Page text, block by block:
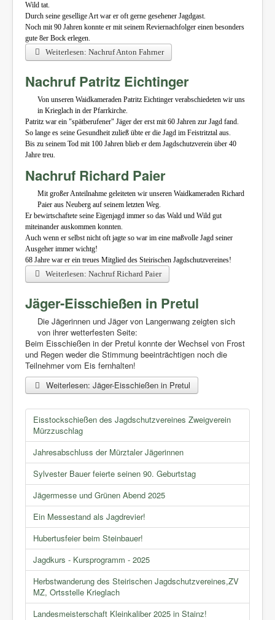
Wild tat.
Durch seine gesellige Art war er oft gerne gesehener Jagdgast.
Noch mit 90 Jahren konnte er mit seinem Reviernachfolger einen besonders
gute 8er Bock erlegen.
Weiterlesen: Nachruf Anton Fahrner
Nachruf Patritz Eichtinger
Von unseren Waidkameraden Patritz Eichtinger verabschiedeten wir uns
in Krieglach in der Pfarrkirche.
Patritz war ein "spätberufener" Jäger der erst mit 60 Jahren zur Jagd fand.
So lange es seine Gesundheit zuließ übte er die Jagd im Feistritztal aus.
Bis zu seinem Tod mit 100 Jahren blieb er dem Jagdschutzverein über 40
Jahre treu.
Nachruf Richard Paier
Mit großer Anteilnahme geleiteten wir unseren Waidkameraden Richard
Paier aus Neuberg auf seinem letzten Weg.
Er bewirtschaftete seine Eigenjagd immer so das Wald und Wild gut
miteinander auskommen konnten.
Auch wenn er selbst nicht oft jagte so war im eine maßvolle Jagd seiner
Ausgeher immer wichtg!
68 Jahre war er ein treues Mitglied des Steirischen Jagdschutzvereines!
Weiterlesen: Nachruf Richard Paier
Jäger-Eisschießen in Pretul
Die Jägerinnen und Jäger von Langenwang zeigten sich
von ihrer wetterfesten Seite:
Beim Eisschießen in der Pretul konnte der Wechsel von Frost
und Regen weder die Stimmung beeinträchtigen noch die
Teilnehmer vom Eis fernhalten!
Weiterlesen: Jäger-Eisschießen in Pretul
Eisstockschießen des Jagdschutzvereines Zweigverein
Mürzzuschlag
Jahresabschluss der Mürztaler Jägerinnen
Sylvester Bauer feierte seinen 90. Geburtstag
Jägermesse und Grünen Abend 2025
Ein Messestand als Jagdrevier!
Hubertusfeier beim Steinbauer!
Jagdkurs - Kursprogramm - 2025
Herbstwanderung des Steirischen Jagdschutzvereines,ZV
MZ, Ortsstelle Krieglach
Landesmeisterschaft Kleinkaliber 2025 in Stainz!